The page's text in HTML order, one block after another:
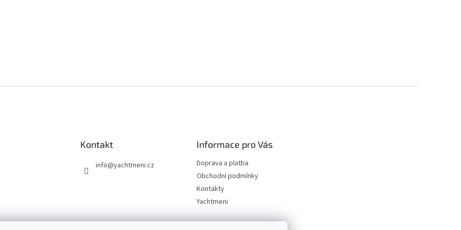
Kontakt
info@yachtmeni.cz
Informace pro Vás
Doprava a platba
Obchodní podmínky
Kontakty
Yachtmeni